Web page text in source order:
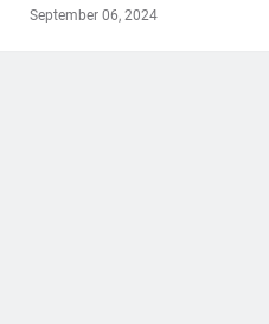
September 06, 2024